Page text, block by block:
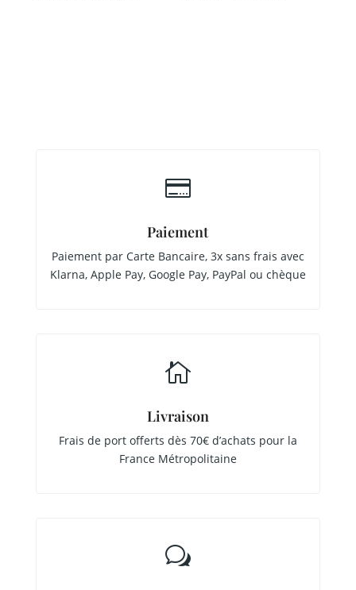

Paiement
Paiement par Carte Bancaire, 3x sans frais avec
Klarna, Apple Pay, Google Pay, PayPal ou chèque

Livraison
Frais de port offerts dès 70€ d’achats pour la
France Métropolitaine
w